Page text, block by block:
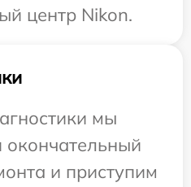
центр Nikon.
мы
окончательный
и приступим